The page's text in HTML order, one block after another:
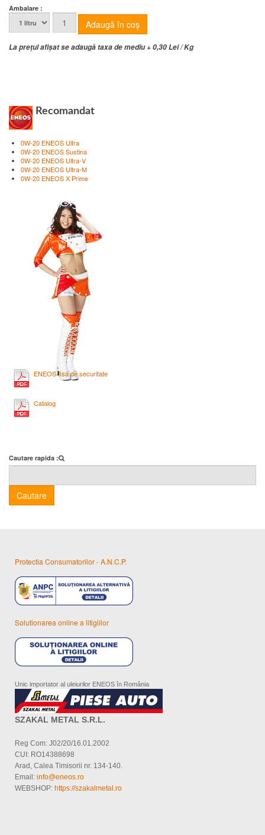
Ambalare :
La prețul afișat se adaugă taxa de mediu + 0,30 Lei / Kg
Recomandat
0W-20 ENEOS Ultra
0W-20 ENEOS Sustina
0W-20 ENEOS Ultra-V
0W-20 ENEOS Ultra-M
0W-20 ENEOS X Prime
ENEOS fisa de securitate
Catalog
Cautare rapida :
Cautare
Protectia Consumatorilor - A.N.C.P.
Solutionarea online a litigiilor
Unic importator al uleiurilor ENEOS în România
SZAKAL METAL S.R.L.
Reg Com: J02/20/16.01.2002
CUI: RO14388698
Arad, Calea Timisorii nr. 134-140.
Email: info@eneos.ro
WEBSHOP: https://szakalmetal.ro